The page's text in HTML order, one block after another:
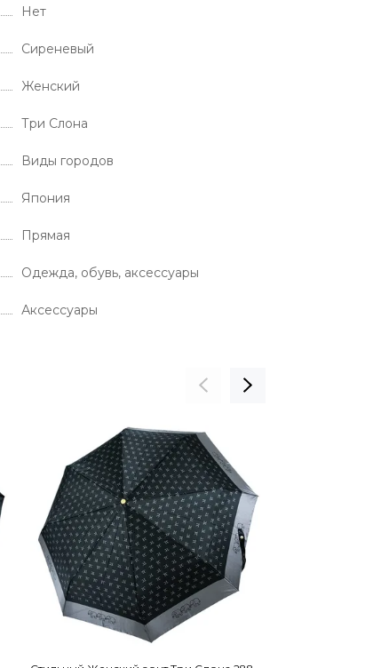
Нет
Сиреневый
Женский
Три Слона
Виды городов
Япония
Прямая
Одежда, обувь, аксессуары
Аксессуары